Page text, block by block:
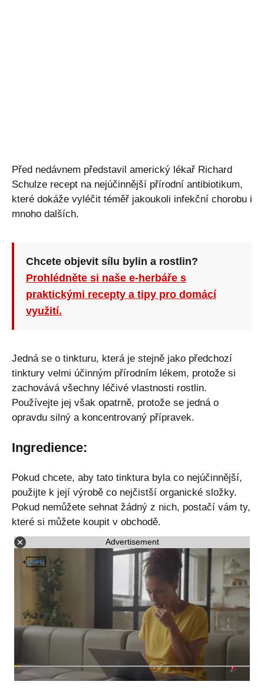
Před nedávnem představil americký lékař Richard
Schulze recept na nejúčinnější přírodní antibiotikum,
které dokáže vyléčit téměř jakoukoli infekční chorobu i
mnoho dalších.
Chcete objevit sílu bylin a rostlin?
Prohlédněte si naše e-herbáře s
praktickými recepty a tipy pro domácí
využití.
Jedná se o tinkturu, která je stejně jako předchozí
tinktury velmi účinným přírodním lékem, protože si
zachovává všechny léčivé vlastnosti rostlin.
Používejte jej však opatrně, protože se jedná o
opravdu silný a koncentrovaný přípravek.
Ingredience:
Pokud chcete, aby tato tinktura byla co nejúčinnější,
použijte k její výrobě co nejčistší organické složky.
Pokud nemůžete sehnat žádný z nich, postačí vám ty,
které si můžete koupit v obchodě.
Advertisement